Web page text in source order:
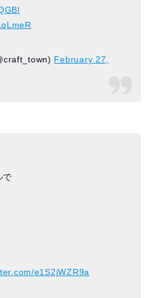
February 27,
で
e1S2jWZR9a